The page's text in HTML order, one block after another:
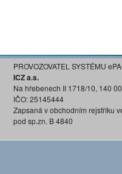
PROVOZOVATEL SYSTÉMU
ICZ a.s.
Na hřebenech II 1718/10, 140
IČO: 25145444
Zapsaná v obchodním rejstříku
pod sp.zn. B 4840